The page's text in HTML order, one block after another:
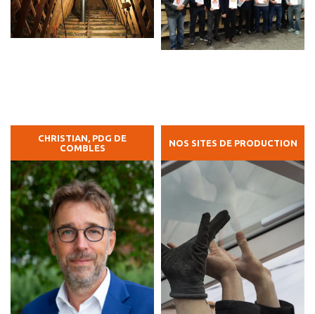
CHRISTIAN, PDG DE
COMBLES
NOS SITES DE PRODUCTION